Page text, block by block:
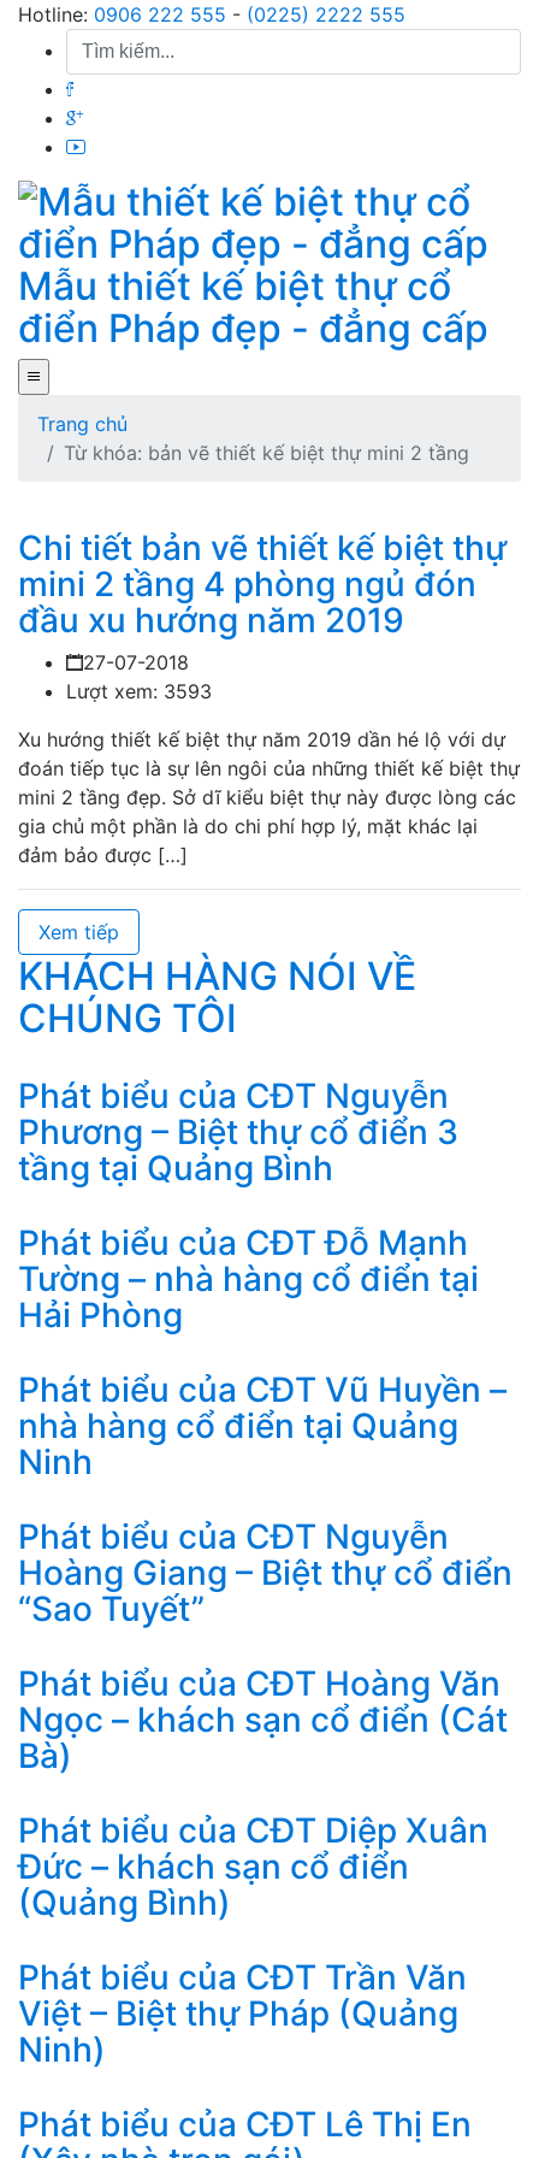
Skip
content
Hotline: 0906 222 555 - (0225) 2222 555
Mẫu thiết kế biệt thự cổ
điển Pháp đẹp - đẳng cấp
Trang chủ
Từ khóa: bản vẽ thiết kế biệt thự mini 2 tầng
Chi tiết bản vẽ thiết kế biệt thự
mini 2 tầng 4 phòng ngủ đón
đầu xu hướng năm 2019
27-07-2018
Lượt xem: 3593
Xu hướng thiết kế biệt thự năm 2019 dần hé lộ với dự
đoán tiếp tục là sự lên ngôi của những thiết kế biệt thự
mini 2 tầng đẹp. Sở dĩ kiểu biệt thự này được lòng các
gia chủ một phần là do chi phí hợp lý, mặt khác lại
đảm bảo được […]
Xem tiếp
KHÁCH HÀNG NÓI VỀ
CHÚNG TÔI
Phát biểu của CĐT Nguyễn
Phương – Biệt thự cổ điển 3
tầng tại Quảng Bình
Phát biểu của CĐT Đỗ Mạnh
Tường – nhà hàng cổ điển tại
Hải Phòng
Phát biểu của CĐT Vũ Huyền –
nhà hàng cổ điển tại Quảng
Ninh
Phát biểu của CĐT Nguyễn
Hoàng Giang – Biệt thự cổ điển
“Sao Tuyết”
Phát biểu của CĐT Hoàng Văn
Ngọc – khách sạn cổ điển (Cát
Bà)
Phát biểu của CĐT Diệp Xuân
Đức – khách sạn cổ điển
(Quảng Bình)
Phát biểu của CĐT Trần Văn
Việt – Biệt thự Pháp (Quảng
Ninh)
Phát biểu của CĐT Lê Thị En